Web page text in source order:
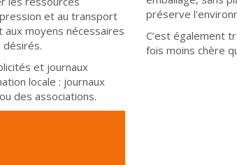
et au transport
moyens nécessaires
désirés.
et journaux
locale : journaux
des associations.
préserve
C’est également
fois moins chère